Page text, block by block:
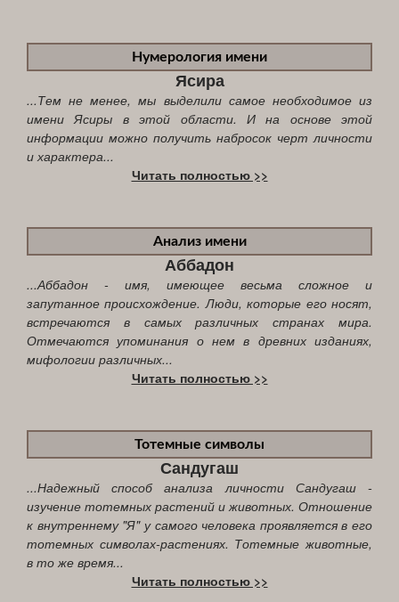
Нумерология имени
Ясира
...Тем не менее, мы выделили самое необходимое из
имени Ясиры в этой области. И на основе этой
информации можно получить набросок черт личности
и характера...
Читать полностью >>
Анализ имени
Аббадон
...Аббадон - имя, имеющее весьма сложное и
запутанное происхождение. Люди, которые его носят,
встречаются в самых различных странах мира.
Отмечаются упоминания о нем в древних изданиях,
мифологии различных...
Читать полностью >>
Тотемные символы
Сандугаш
...Надежный способ анализа личности Сандугаш -
изучение тотемных растений и животных. Отношение
к внутреннему "Я" у самого человека проявляется в его
тотемных символах-растениях. Тотемные животные,
в то же время...
Читать полностью >>